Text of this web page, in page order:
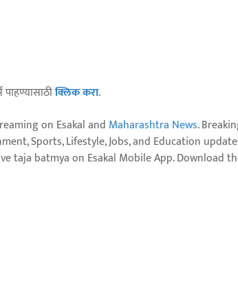
क्लिक करा.
on Esakal and Maharashtra News.
Sports, Lifestyle, Jobs, and Education updates,
Live taja batmya on Esakal Mobile App. Download